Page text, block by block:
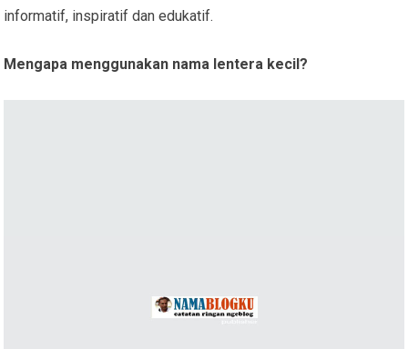
informatif, inspiratif dan edukatif.
Mengapa menggunakan nama lentera kecil?